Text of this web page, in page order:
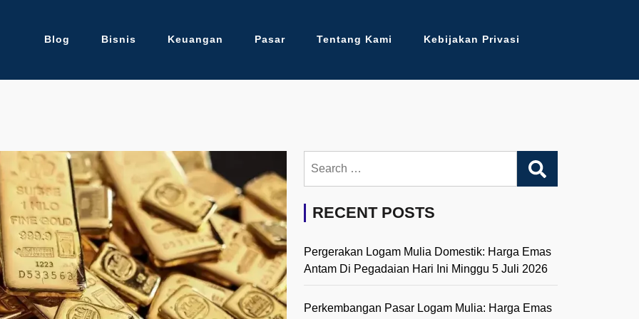
Blog Bisnis Keuangan Pasar Tentang Kami Kebijakan Privasi
for:
RECENT POSTS
Pergerakan Logam Mulia Domestik: Harga Emas
Antam Di Pegadaian Hari Ini Minggu 5 Juli 2026
Perkembangan Pasar Logam Mulia: Harga Emas